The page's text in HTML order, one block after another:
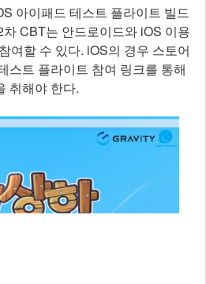
아이패드 테스트 플라이트 빌드
CBT는 안드로이드와 iOS 이용
여할 수 있다. iOS의 경우 스토어
스트 플라이트 참여 링크를 통해
취해야 한다.